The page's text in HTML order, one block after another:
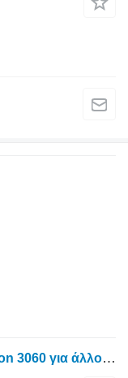
Τροχοφόρο τρακτέρ Massey Ferguson 3060 για άλλο ανταλλακτικό των υδραυλικών Trykventil